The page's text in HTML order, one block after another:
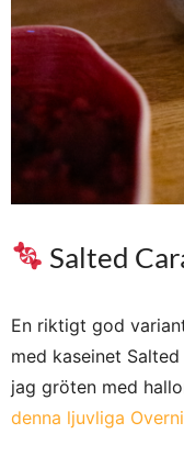
Salted
En riktigt god
med kaseinet
jag gröten med
denna ljuvliga